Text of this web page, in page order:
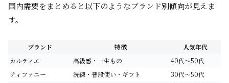
国内需要をまとめると以下のようなブランド別傾向が見えま
す。
ブランド 特徴
人気年代
カルティエ
高級感・一生もの
40代～50代
ティファニー
洗練・普段使い・ギフト
30代～50代